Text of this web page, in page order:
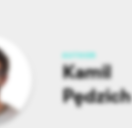
Kamil
Pędzich